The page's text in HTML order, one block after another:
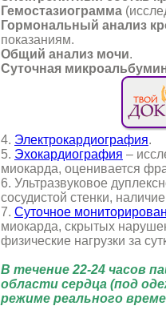
Гемостазиограмма
Гормональный анализ
показаниям.
Общий анализ мочи.
Суточная
4. Электрокардиография.
5. Эхокардиография –
миокарда, оценивается
6. Ультразвуковое
сосудистой стенки,
7. Суточное
миокарда, скрытых
физические нагрузки за
В течение 22-24 часов
области сердца (под
режиме реального